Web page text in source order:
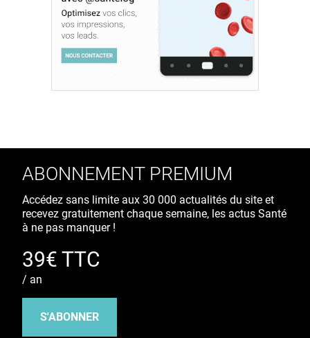
ABONNEMENT PREMIUM
Accédez sans limite aux 30 000 actualités du site et
recevez gratuitement chaque semaine, les actus Santé
à ne pas manquer !
39€ TTC
/ an
S'ABONNER